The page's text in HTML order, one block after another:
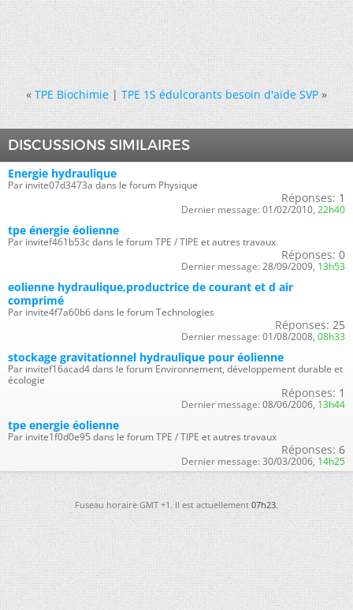
« TPE Biochimie|TPE 1S édulcorants besoin d'aide SVP »
DISCUSSIONS SIMILAIRES
Energie hydraulique
Par invite07d3473a dans le forum Physique
Réponses: 1
Dernier message: 01/02/2010, 22h40
tpe énergie éolienne
Par invitef461b53c dans le forum TPE / TIPE et autres travaux
Réponses: 0
Dernier message: 28/09/2009, 13h53
eolienne hydraulique,productrice de courant et d air
comprimé
Par invite4f7a60b6 dans le forum Technologies
Réponses: 25
Dernier message: 01/08/2008, 08h33
stockage gravitationnel hydraulique pour éolienne
Par invitef16acad4 dans le forum Environnement, développement durable et
écologie
Réponses: 1
Dernier message: 08/06/2006, 13h44
tpe energie éolienne
Par invite1f0d0e95 dans le forum TPE / TIPE et autres travaux
Réponses: 6
Dernier message: 30/03/2006, 14h25
Fuseau horaire GMT +1. Il est actuellement07h23.